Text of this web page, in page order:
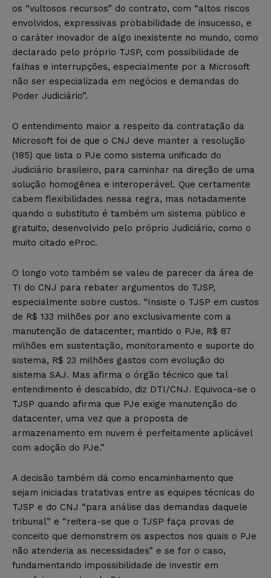
os “vultosos recursos” do contrato, com “altos riscos
envolvidos, expressivas probabilidade de insucesso, e
o caráter inovador de algo inexistente no mundo, como
declarado pelo próprio TJSP, com possibilidade de
falhas e interrupções, especialmente por a Microsoft
não ser especializada em negócios e demandas do
Poder Judiciário”.
O entendimento maior a respeito da contratação da
Microsoft foi de que o CNJ deve manter a resolução
(185) que lista o PJe como sistema unificado do
Judiciário brasileiro, para caminhar na direção de uma
solução homogênea e interoperável. Que certamente
cabem flexibilidades nessa regra, mas notadamente
quando o substituto é também um sistema público e
gratuito, desenvolvido pelo próprio Judiciário, como o
muito citado eProc.
O longo voto também se valeu de parecer da área de
TI do CNJ para rebater argumentos do TJSP,
especialmente sobre custos. “Insiste o TJSP em custos
de R$ 133 milhões por ano exclusivamente com a
manutenção de datacenter, mantido o PJe, R$ 87
milhões em sustentação, monitoramento e suporte do
sistema, R$ 23 milhões gastos com evolução do
sistema SAJ. Mas afirma o órgão técnico que tal
entendimento é descabido, diz DTI/CNJ. Equivoca-se o
TJSP quando afirma que PJe exige manutenção do
datacenter, uma vez que a proposta de
armazenamento em nuvem é perfeitamente aplicável
com adoção do PJe.”
A decisão também dá como encaminhamento que
sejam iniciadas tratativas entre as equipes técnicas do
TJSP e do CNJ “para análise das demandas daquele
tribunal” e “reitera-se que o TJSP faça provas de
conceito que demonstrem os aspectos nos quais o PJe
não atenderia as necessidades” e se for o caso,
fundamentando impossibilidade de investir em